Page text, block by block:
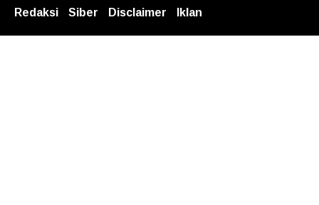
Redaksi
Siber Disclaimer Iklan